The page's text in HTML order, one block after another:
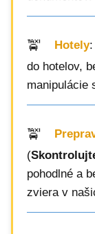
Hotely:
do hotelov,
manipulácie
(
pohodlné a
zviera v